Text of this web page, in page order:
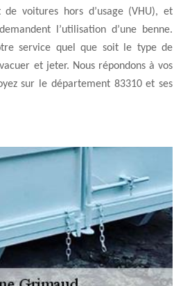
de voitures hors d’usage (VHU), et
l’utilisation d’une benne.
service quel que soit le type de
et jeter. Nous répondons à vos
sur le département 83310 et ses